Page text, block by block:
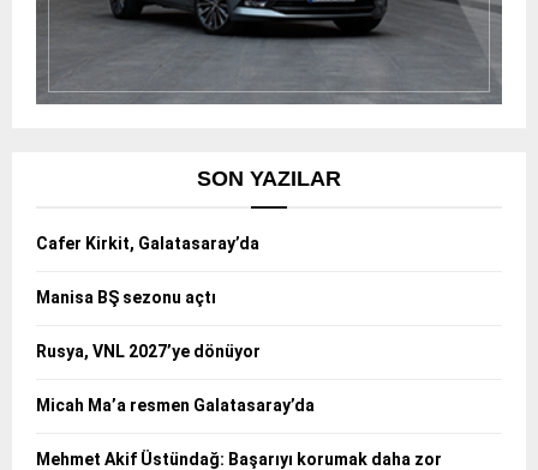
SON YAZILAR
Cafer Kirkit, Galatasaray’da
Manisa BŞ sezonu açtı
Rusya, VNL 2027’ye dönüyor
Micah Ma’a resmen Galatasaray’da
Mehmet Akif Üstündağ: Başarıyı korumak daha zor